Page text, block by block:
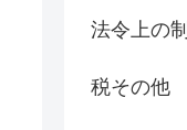
法令上の
税その他